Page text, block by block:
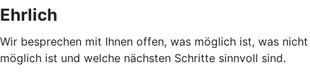
Ehrlich
Wir besprechen mit Ihnen offen, was möglich ist, was nicht
möglich ist und welche nächsten Schritte sinnvoll sind.